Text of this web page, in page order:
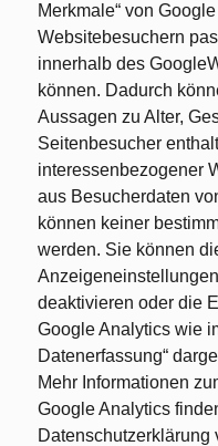
Merkmale“ von
Websitebesuchern
innerhalb des
können. Dadurch
Aussagen zu Alter,
Seitenbesucher
interessenbezogener
aus Besucherdaten
können keiner
werden. Sie können
deaktivieren oder die
Google Analytics wie
Datenerfassung“
Mehr Informationen
Google Analytics
Datenschutzerklärung